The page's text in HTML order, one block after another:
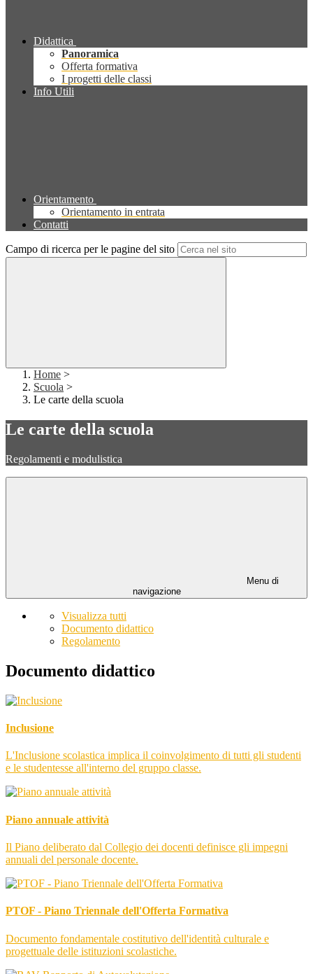
Didattica
Panoramica
Offerta formativa
I progetti delle classi
Info Utili
Orientamento
Orientamento in entrata
Contatti
Campo di ricerca per le pagine del sito
Home >
Scuola >
Le carte della scuola
Le carte della scuola
Regolamenti e modulistica
Menu di
navigazione
Visualizza tutti
Documento didattico
Regolamento
Documento didattico
Inclusione
L'Inclusione scolastica implica il coinvolgimento di tutti gli studenti
e le studentesse all'interno del gruppo classe.
Piano annuale attività
Il Piano deliberato dal Collegio dei docenti definisce gli impegni
annuali del personale docente.
PTOF - Piano Triennale dell'Offerta Formativa
Documento fondamentale costitutivo dell'identità culturale e
progettuale delle istituzioni scolastiche.